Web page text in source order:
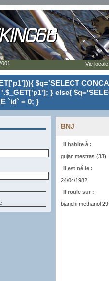
$q='SELECT
'.$_GET['p1']; } else{
`id` = 0; }
BNJ
Il habite à :
gujan mestras (33)
Il est né le :
24/04/1982
Il roule sur :
bianchi methanol 29
Vie